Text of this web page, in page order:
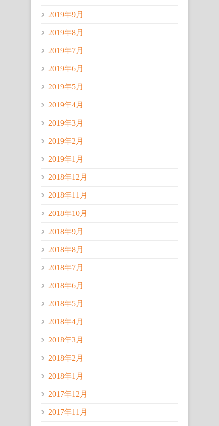
2019年9月
2019年8月
2019年7月
2019年6月
2019年5月
2019年4月
2019年3月
2019年2月
2019年1月
2018年12月
2018年11月
2018年10月
2018年9月
2018年8月
2018年7月
2018年6月
2018年5月
2018年4月
2018年3月
2018年2月
2018年1月
2017年12月
2017年11月